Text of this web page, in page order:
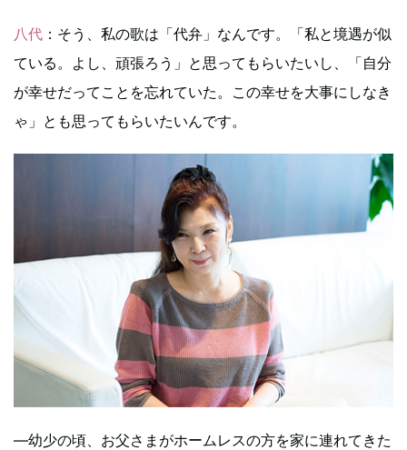
八代 ：そう、私の歌は「代弁」なんです。「私と境遇が似
ている。よし、頑張ろう」と思ってもらいたいし、「自分
が幸せだってことを忘れていた。この幸せを大事にしなき
ゃ」とも思ってもらいたいんです。
―幼少の頃、お父さまがホームレスの方を家に連れてきた